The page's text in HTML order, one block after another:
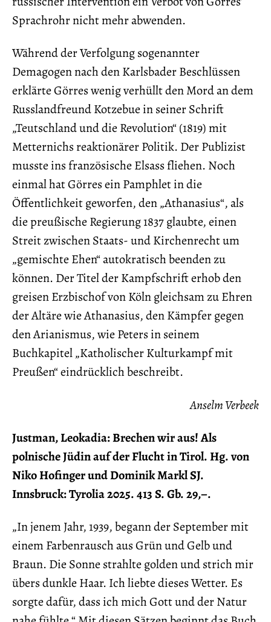
Sprachrohr nicht mehr abwenden.
Während der Verfolgung sogenannter
Demagogen nach den Karlsbader Beschlüssen
erklärte Görres wenig verhüllt den Mord an dem
Russlandfreund Kotzebue in seiner Schrift
„Teutschland und die Revolution“ (1819) mit
Metternichs reaktionärer Politik. Der Publizist
musste ins französische Elsass fliehen. Noch
einmal hat Görres ein Pamphlet in die
Öffentlichkeit geworfen, den „Athanasius“, als
die preußische Regierung 1837 glaubte, einen
Streit zwischen Staats- und Kirchenrecht um
„gemischte Ehen“ autokratisch beenden zu
können. Der Titel der Kampfschrift erhob den
greisen Erzbischof von Köln gleichsam zu Ehren
der Altäre wie Athanasius, den Kämpfer gegen
den Arianismus, wie Peters in seinem
Buchkapitel „Katholischer Kulturkampf mit
Preußen“ eindrücklich beschreibt.
Anselm Verbeek
Justman, Leokadia: Brechen wir aus! Als
polnische Jüdin auf der Flucht in Tirol. Hg. von
Niko Hofinger und Dominik Markl SJ.
Innsbruck: Tyrolia 2025. 413 S. Gb. 29,–.
„In jenem Jahr, 1939, begann der September mit
einem Farbenrausch aus Grün und Gelb und
Braun. Die Sonne strahlte golden und strich mir
übers dunkle Haar. Ich liebte dieses Wetter. Es
sorgte dafür, dass ich mich Gott und der Natur